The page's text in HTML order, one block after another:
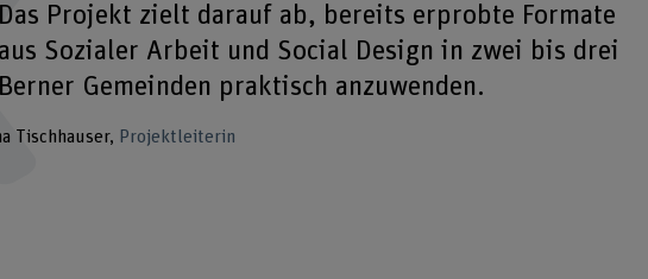
Das Projekt zielt darauf ab, bereits erprobte Formate
aus Sozialer Arbeit und Social Design in zwei bis drei
Berner Gemeinden praktisch anzuwenden.
Tischhauser Projektleiterin